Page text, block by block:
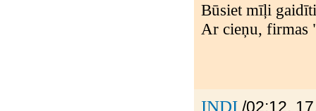
Būsiet mīļi
Ar cieņu,
INDI /02:12,